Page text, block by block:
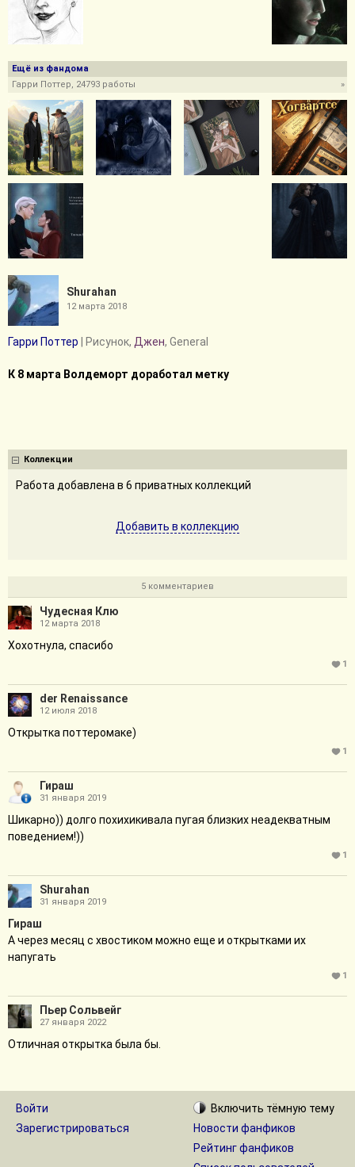
Shurahan
12 марта 2018
Гарри Поттер | Рисунок, Джен, General
К 8 марта Волдеморт доработал метку
Коллекции
Работа добавлена в 6 приватных коллекций
Добавить в коллекцию
5 комментариев
Чудесная Клю
12 марта 2018
Хохотнула, спасибо
1
der Renaissance
12 июля 2018
Открытка поттеромаке)
1
Гираш
31 января 2019
Шикарно)) долго похихикивала пугая близких неадекватным
поведением!))
1
Shurahan
31 января 2019
Гираш
А через месяц с хвостиком можно еще и открытками их
напугать
1
Пьер Сольвейг
27 января 2022
Отличная открытка была бы.
Ещё из фандома
»
Гарри Поттер, 24793 работы
Войти
Зарегистрироваться
Включить тёмную тему
Новости фанфиков
Рейтинг фанфиков